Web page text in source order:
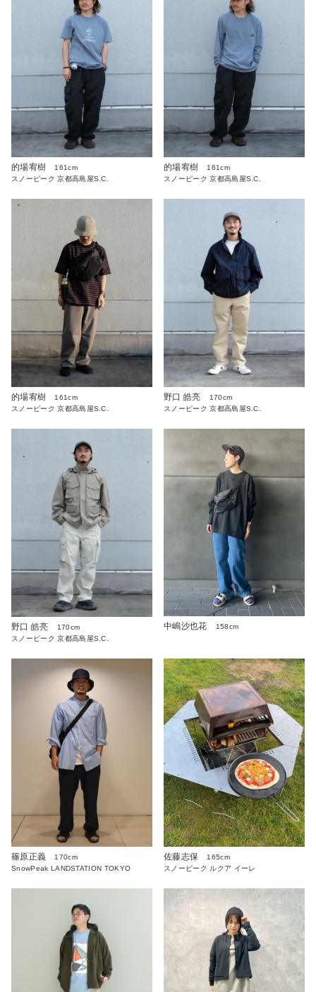
的場宥樹
161cm
スノーピーク 京都高島屋S.C.
的場宥樹
161cm
スノーピーク 京都高島屋S.C.
的場宥樹
161cm
スノーピーク 京都高島屋S.C.
野口 皓亮
170cm
スノーピーク 京都高島屋S.C.
野口 皓亮
170cm
スノーピーク 京都高島屋S.C.
中嶋沙也花 158cm
篠原正義
170cm
SnowPeak LANDSTATION TOKYO
佐藤志保
165cm
スノーピーク ルクア イーレ